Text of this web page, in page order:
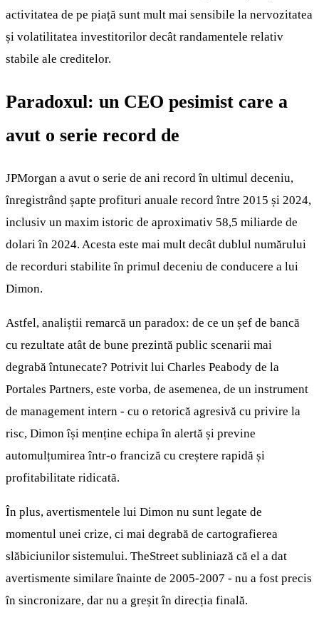
activitatea de pe piață sunt mult mai sensibile la nervozitatea
și volatilitatea investitorilor decât randamentele relativ
stabile ale creditelor.
Paradoxul: un CEO pesimist care a
avut o serie record de
JPMorgan a avut o serie de ani record în ultimul deceniu,
înregistrând șapte profituri anuale record între 2015 și 2024,
inclusiv un maxim istoric de aproximativ 58,5 miliarde de
dolari în 2024. Acesta este mai mult decât dublul numărului
de recorduri stabilite în primul deceniu de conducere a lui
Dimon.
Astfel, analiștii remarcă un paradox: de ce un șef de bancă
cu rezultate atât de bune prezintă public scenarii mai
degrabă întunecate? Potrivit lui Charles Peabody de la
Portales Partners, este vorba, de asemenea, de un instrument
de management intern - cu o retorică agresivă cu privire la
risc, Dimon își menține echipa în alertă și previne
automulțumirea într-o franciză cu creștere rapidă și
profitabilitate ridicată.
În plus, avertismentele lui Dimon nu sunt legate de
momentul unei crize, ci mai degrabă de cartografierea
slăbiciunilor sistemului. TheStreet subliniază că el a dat
avertismente similare înainte de 2005-2007 - nu a fost precis
în sincronizare, dar nu a greșit în direcția finală.